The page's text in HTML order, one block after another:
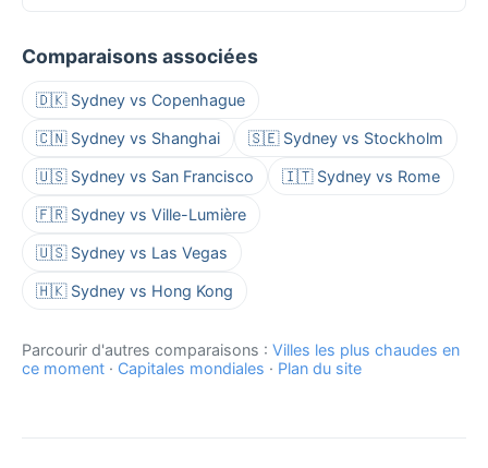
Comparaisons associées
🇩🇰 Sydney vs Copenhague
🇨🇳 Sydney vs Shanghai 🇸🇪 Sydney vs Stockholm
🇺🇸 Sydney vs San Francisco 🇮🇹 Sydney vs Rome
🇫🇷 Sydney vs Ville-Lumière
🇺🇸 Sydney vs Las Vegas
🇭🇰 Sydney vs Hong Kong
Parcourir d'autres comparaisons : Villes les plus chaudes en
ce moment · Capitales mondiales · Plan du site